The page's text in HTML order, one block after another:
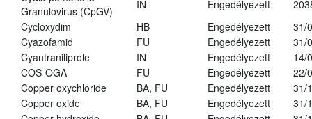
Granulovirus (CpGV)
IN Engedélyezett
Cycloxydim
HB Engedélyezett
31/
Cyazofamid
FU Engedélyezett
31/
Cyantraniliprole
IN Engedélyezett
14/
COS-OGA
FU Engedélyezett
22/
Copper oxychloride
BA, FU Engedélyezett
31/
Copper oxide
BA, FU Engedélyezett
31/